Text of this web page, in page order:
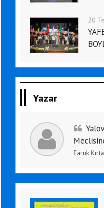
20
Yazar
Faruk